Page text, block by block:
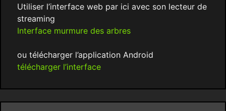
Utiliser l’interface web par ici avec son lecteur de
streaming
Interface murmure des arbres
ou télécharger l’application Android
télécharger l’interface